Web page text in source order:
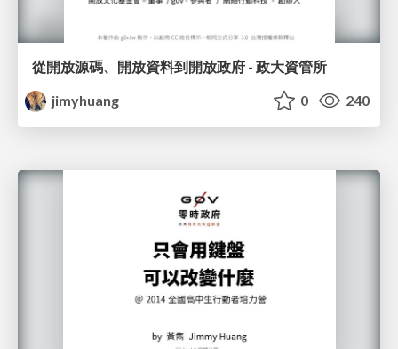
從開放源碼、開放資料到開放政府 - 政大資管所
jimyhuang
0 240